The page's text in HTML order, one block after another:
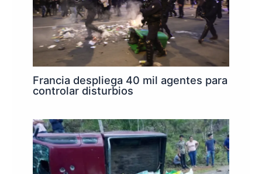
Francia despliega 40 mil agentes para
controlar disturbios